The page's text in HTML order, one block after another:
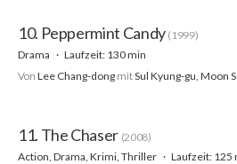
10. Peppermint Candy (1999)
Drama
Laufzeit: 130 min
Von Lee Chang-dong mitSul Kyung-gu, Moon
11. The Chaser (2008)
Action, Drama, Krimi, Thriller
Laufzeit: 125